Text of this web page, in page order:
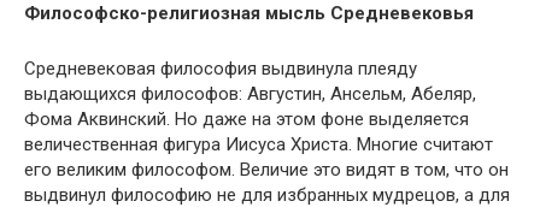
Философско-религиозная мысль Средневековья
Средневековая философия выдвинула плеяду
выдающихся философов: Августин, Ансельм, Абеляр,
Фома Аквинский. Но даже на этом фоне выделяется
величественная фигура Иисуса Христа. Многие считают
его великим философом. Величие это видят в том, что он
выдвинул философию не для избранных мудрецов, а для